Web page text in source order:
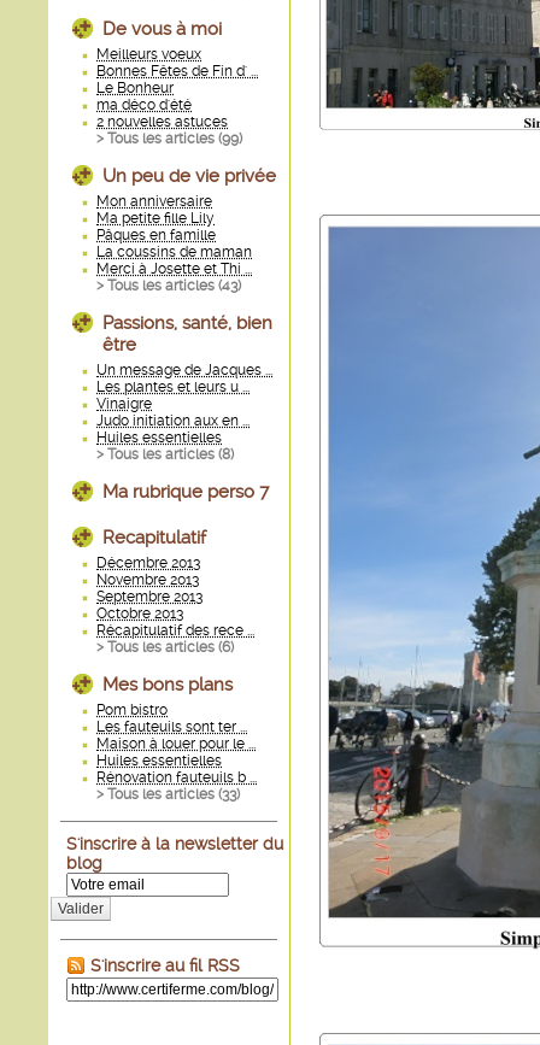
De vous à moi
Meilleurs voeux
Bonnes Fêtes de Fin d' ...
Le Bonheur
ma déco d'été
2 nouvelles astuces
> Tous les articles (99)
Un peu de vie privée
Mon anniversaire
Ma petite fille Lily
Pâques en famille
La coussins de maman
Merci à Josette et Thi ...
> Tous les articles (43)
Passions, santé, bien
être
Un message de Jacques ...
Les plantes et leurs u ...
Vinaigre
Judo initiation aux en ...
Huiles essentielles
> Tous les articles (8)
Ma rubrique perso 7
Recapitulatif
Décembre 2013
Novembre 2013
Septembre 2013
Octobre 2013
Récapitulatif des rece ...
> Tous les articles (6)
Mes bons plans
Pom bistro
Les fauteuils sont ter ...
Maison à louer pour le ...
Huiles essentielles
Rénovation fauteuils b ...
> Tous les articles (33)
S'inscrire à la newsletter du
blog
Valider
S'inscrire au fil RSS